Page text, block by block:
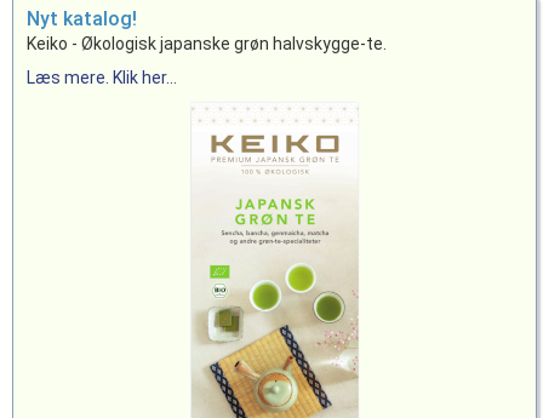
Nyt katalog!
Keiko - Økologisk japanske grøn halvskygge-te.
Læs mere. Klik her...